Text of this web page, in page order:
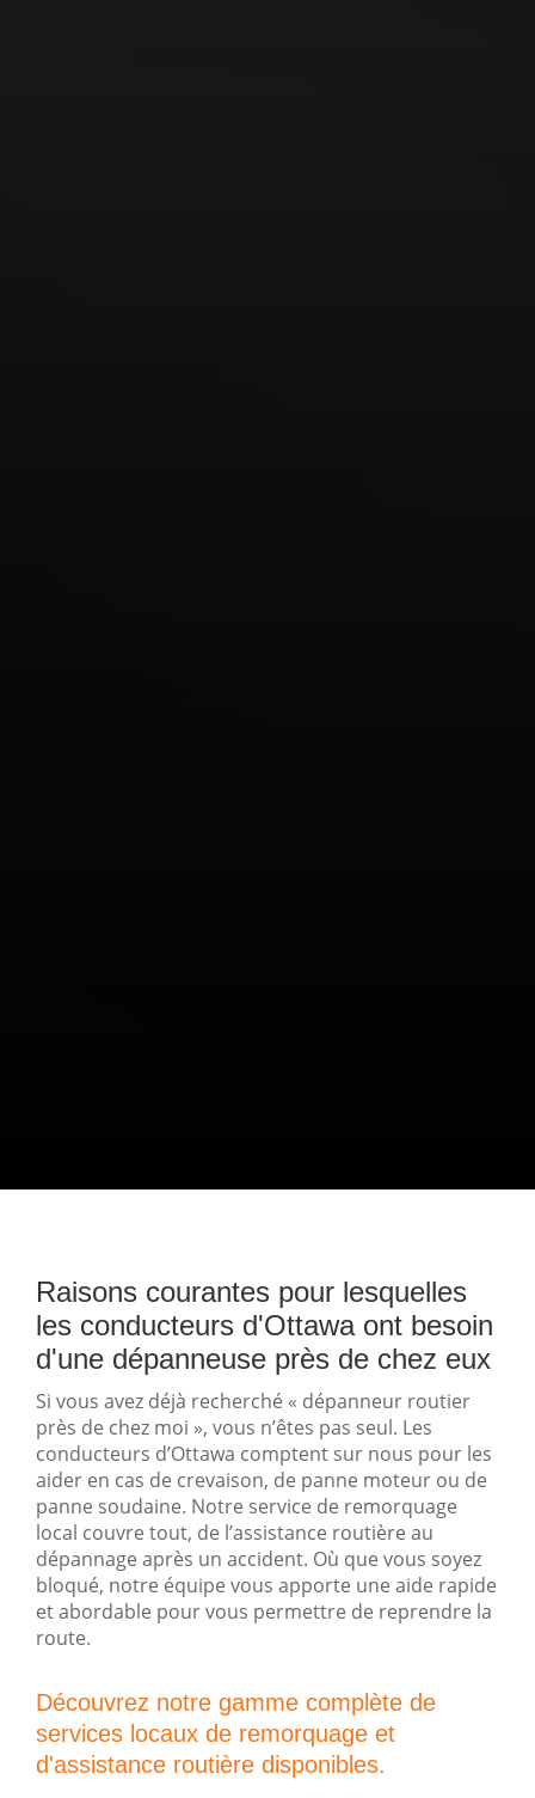
Raisons courantes pour lesquelles
les conducteurs d'Ottawa ont besoin
d'une dépanneuse près de chez eux
Si vous avez déjà recherché « dépanneur routier
près de chez moi », vous n’êtes pas seul. Les
conducteurs d’Ottawa comptent sur nous pour les
aider en cas de crevaison, de panne moteur ou de
panne soudaine. Notre service de remorquage
local couvre tout, de l’assistance routière au
dépannage après un accident. Où que vous soyez
bloqué, notre équipe vous apporte une aide rapide
et abordable pour vous permettre de reprendre la
route.
Découvrez notre gamme complète de
services locaux de remorquage et
d'assistance routière disponibles.